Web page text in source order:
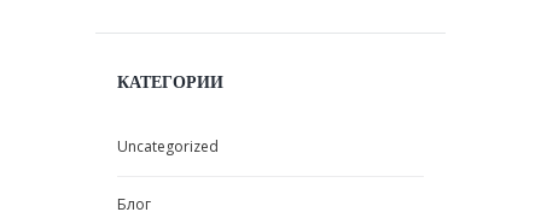
КАТЕГОРИИ
Uncategorized
Блог